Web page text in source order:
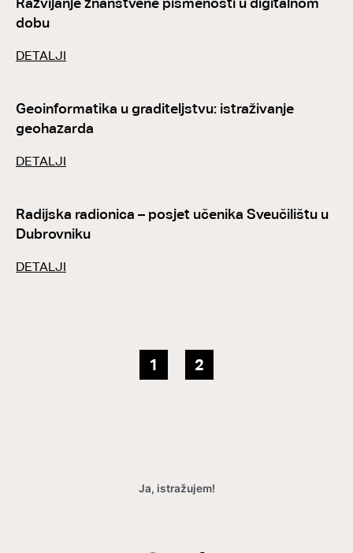
dobu
DETALJI
Geoinformatika u graditeljstvu: istraživanje
geohazarda
DETALJI
Radijska radionica – posjet učenika Sveučilištu u
Dubrovniku
DETALJI
1 2
Ja, istražujem!